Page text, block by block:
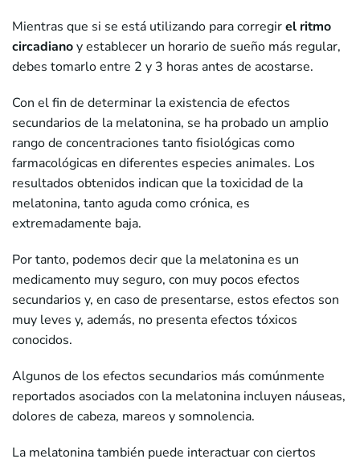
Mientras que si se está utilizando para corregirel ritmo
circadianoy establecer un horario de sueño más regular,
debes tomarlo entre 2 y 3 horas antes de acostarse.
Con el fin de determinar la existencia de efectos
secundarios de la melatonina, se ha probado un amplio
rango de concentraciones tanto fisiológicas como
farmacológicas en diferentes especies animales. Los
resultados obtenidos indican que la toxicidad de la
melatonina, tanto aguda como crónica, es
extremadamente baja.
Por tanto, podemos decir que la melatonina es un
medicamento muy seguro, con muy pocos efectos
secundarios y, en caso de presentarse, estos efectos son
muy leves y, además, no presenta efectos tóxicos
conocidos.
Algunos de los efectos secundarios más comúnmente
reportados asociados con la melatonina incluyen náuseas,
dolores de cabeza, mareos y somnolencia.
La melatonina también puede interactuar con ciertos